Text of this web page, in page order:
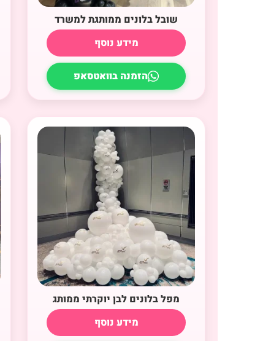
שובל בלונים ממותגת למשרד
מידע נוסף
הזמנה בוואטסאפ
מפל בלונים לבן יוקרתי ממותג
מידע נוסף